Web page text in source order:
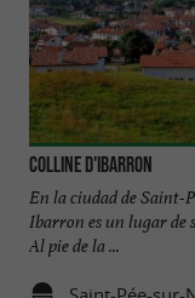
Colline d'Ibarron
En la ciudad de Saint-
Ibarron es un lugar de
Al pie de la ...